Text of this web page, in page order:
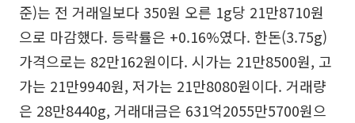
준)는 전 거래일보다 350원 오른 1g당 21만8710원
으로 마감했다. 등락률은 +0.16%였다. 한돈(3.75g)
가격으로는 82만162원이다. 시가는 21만8500원, 고
가는 21만9940원, 저가는 21만8080원이다. 거래량
은 28만8440g, 거래대금은 631억2055만5700원으